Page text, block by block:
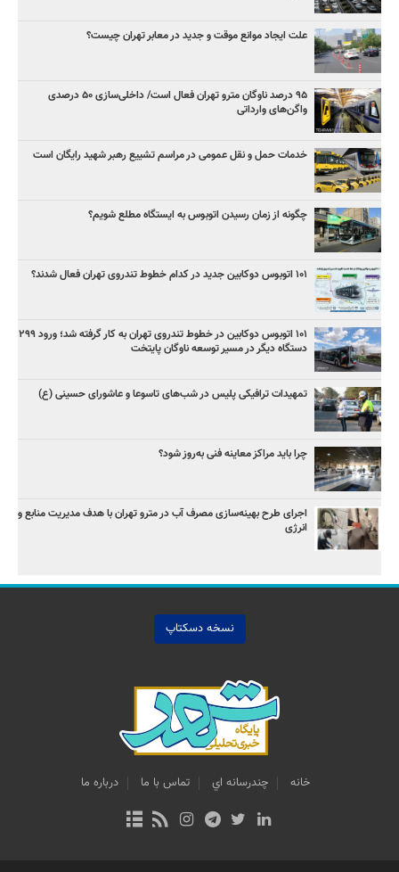
علت ایجاد موانع موقت و جدید در معابر تهران چیست؟
۹۵ درصد ناوگان مترو تهران فعال است/ داخلی‌سازی ۵۰ درصدی
واگن‌های وارداتی
خدمات حمل و نقل عمومی در مراسم تشییع رهبر شهید رایگان است
چگونه از زمان رسیدن اتوبوس به ایستگاه مطلع شویم؟
۱۰۱ اتوبوس دوکابین جدید در کدام خطوط تندروی تهران فعال شدند؟
۱۰۱ اتوبوس دوکابین در خطوط تندروی تهران به کار گرفته شد؛ ورود ۲۹۹
دستگاه دیگر در مسیر توسعه ناوگان پایتخت
تمهیدات ترافیکی پلیس در شب‌های تاسوعا و عاشورای حسینی (ع)
چرا باید مراکز معاینه فنی به‌روز شود؟
اجرای طرح بهینه‌سازی مصرف آب در مترو تهران با هدف مدیریت منابع و
انرژی
نسخه دسکتاپ
خانه چندرسانه اي تماس با ما درباره ما